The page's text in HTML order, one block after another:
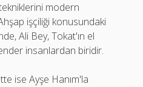
modern
işçiliği konusundaki
Ali Bey, Tokat'ın el
insanlardan biridir.
ise Ayşe Hanım'la